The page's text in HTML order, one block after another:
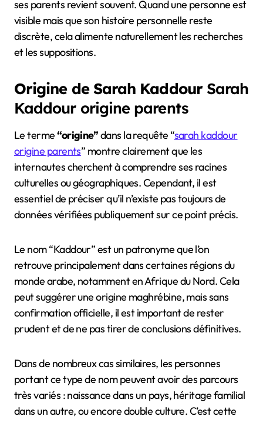
ses parents revient souvent. Quand une personne est
visible mais que son histoire personnelle reste
discrète, cela alimente naturellement les recherches
et les suppositions.
Origine de Sarah KaddourSarah
Kaddour origine parents
Le terme“origine”dans la requête “sarah kaddour
origine parents” montre clairement que les
internautes cherchent à comprendre ses racines
culturelles ou géographiques. Cependant, il est
essentiel de préciser qu’il n’existe pas toujours de
données vérifiées publiquement sur ce point précis.
Le nom “Kaddour” est un patronyme que l’on
retrouve principalement dans certaines régions du
monde arabe, notamment en Afrique du Nord. Cela
peut suggérer une origine maghrébine, mais sans
confirmation officielle, il est important de rester
prudent et de ne pas tirer de conclusions définitives.
Dans de nombreux cas similaires, les personnes
portant ce type de nom peuvent avoir des parcours
très variés : naissance dans un pays, héritage familial
dans un autre, ou encore double culture. C’est cette